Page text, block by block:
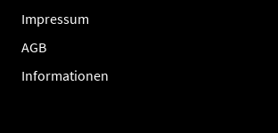
Impressum
AGB
Informationen